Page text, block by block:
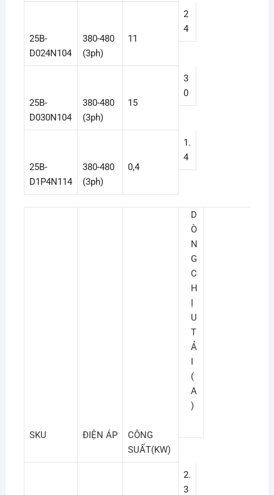
25B-
D024N104
380-480
(3ph)
11
2
4
25B-
D030N104
380-480
(3ph)
15
3
0
25B-
D1P4N114
380-480
(3ph)
0,4
1.
4
SKU ĐIỆN ÁP
CÔNG
SUẤT(KW)
D
Ò
N
G
C
H
Ị
U
T
Ả
I
(
A
)
2.
3